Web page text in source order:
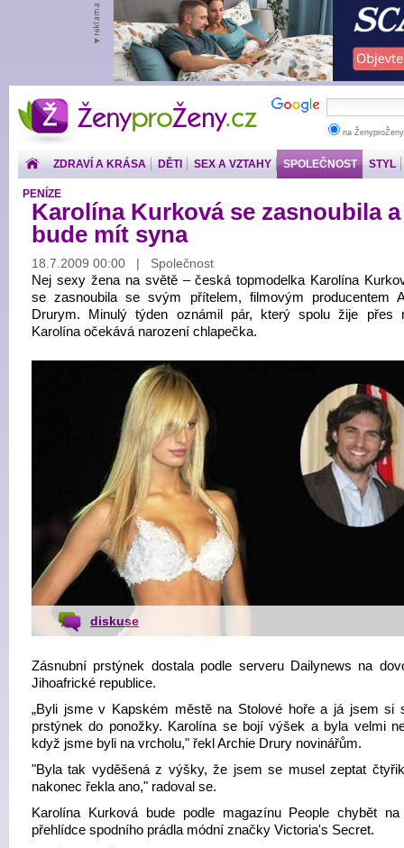
ŽenyproŽeny.cz
na
ZDRAVÍ A KRÁSA DĚTI SEX A VZTAHY SPOLEČNOST STYL
PENÍZE
Karolína Kurková se zasnoubila a
bude mít syna
18.7.2009 00:00 | Společnost
Nej sexy žena na světě – česká topmodelka Karolína
se zasnoubila se svým přítelem, filmovým producentem
Drurym. Minulý týden oznámil pár, který spolu žije přes
Karolína očekává narození chlapečka.
diskuse
Zásnubní prstýnek dostala podle serveru Dailynews na
Jihoafrické republice.
„Byli jsme v Kapském městě na Stolové hoře a já jsem si
prstýnek do ponožky. Karolína se bojí výšek a byla velmi
když jsme byli na vrcholu," řekl Archie Drury novinářům.
"Byla tak vyděšená z výšky, že jsem se musel zeptat
nakonec řekla ano," radoval se.
Karolína Kurková bude podle magazínu People chybět na
přehlídce spodního prádla módní značky Victoria's Secret.